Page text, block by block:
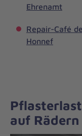
Ehrenamt
Repair-Café
Honnef
auf Rädern